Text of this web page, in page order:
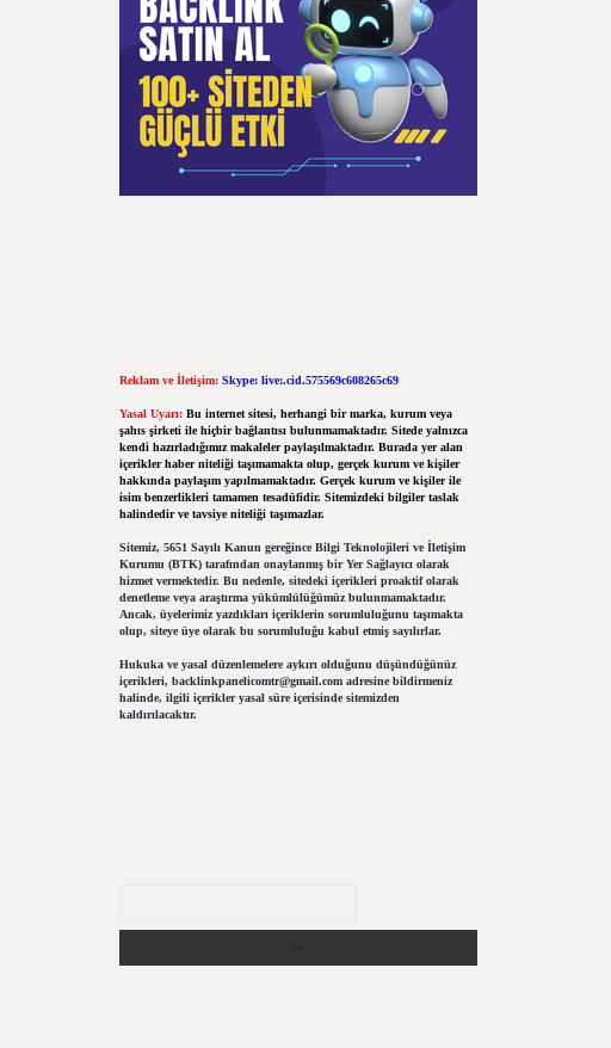
Reklam ve İletişim: Skype: live:.cid.575569c608265c69
Yasal Uyarı: Bu internet sitesi, herhangi bir marka, kurum veya
şahıs şirketi ile hiçbir bağlantısı bulunmamaktadır. Sitede yalnızca
kendi hazırladığımız makaleler paylaşılmaktadır. Burada yer alan
içerikler haber niteliği taşımamakta olup, gerçek kurum ve kişiler
hakkında paylaşım yapılmamaktadır. Gerçek kurum ve kişiler ile
isim benzerlikleri tamamen tesadüfidir. Sitemizdeki bilgiler taslak
halindedir ve tavsiye niteliği taşımazlar.
Sitemiz, 5651 Sayılı Kanun gereğince Bilgi Teknolojileri ve İletişim
Kurumu (BTK) tarafından onaylanmış bir Yer Sağlayıcı olarak
hizmet vermektedir. Bu nedenle, sitedeki içerikleri proaktif olarak
denetleme veya araştırma yükümlülüğümüz bulunmamaktadır.
Ancak, üyelerimiz yazdıkları içeriklerin sorumluluğunu taşımakta
olup, siteye üye olarak bu sorumluluğu kabul etmiş sayılırlar.
Hukuka ve yasal düzenlemelere aykırı olduğunu düşündüğünüz
içerikleri, backlinkpanelicomtr@gmail.comadresine bildirmeniz
halinde, ilgili içerikler yasal süre içerisinde sitemizden
kaldırılacaktır.